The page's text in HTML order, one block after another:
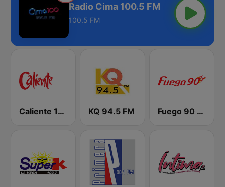
Radio Cima 100.5 FM
100.5 FM
Caliente 104.1 FM KQ 94.5 FM Fuego 90 La Salsera